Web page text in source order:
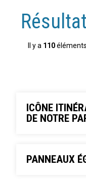
Il y a 110
ICÔNE
DE NOTRE
PANNEAUX